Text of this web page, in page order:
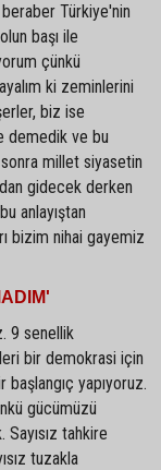
Türkiye'nin
başı ile
çünkü
ki zeminlerini
biz ise
demedik ve bu
millet siyasetin
gidecek derken
anlayıştan
bizim nihai gayemiz
9 senellik
bir demokrasi için
yapıyoruz.
gücümüzü
tahkire
tuzakla